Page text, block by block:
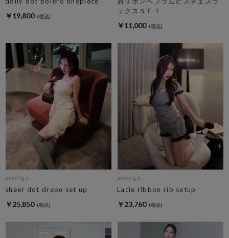
￥19,800
ックスＳＥＴ
￥11,000
amerge.
sheer dot drape set up
￥25,850
amerge.
Lacie ribbon rib setup
￥23,760